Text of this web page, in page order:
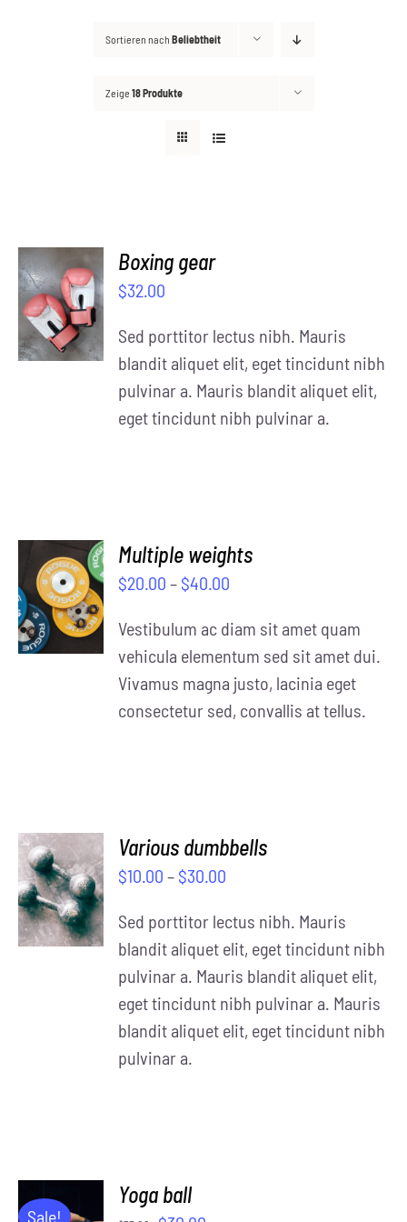
Sortieren nach Beliebtheit
Zeige 18 Produkte
SELECT
OPTIONS
/
DETAILS
Boxing gear
$32.00
Sed porttitor lectus nibh. Mauris
blandit aliquet elit, eget tincidunt nibh
pulvinar a. Mauris blandit aliquet elit,
eget tincidunt nibh pulvinar a.
SELECT
OPTIONS
/
DETAILS
Multiple weights
$20.00 – $40.00
Vestibulum ac diam sit amet quam
vehicula elementum sed sit amet dui.
Vivamus magna justo, lacinia eget
consectetur sed, convallis at tellus.
SELECT
OPTIONS
/
DETAILS
Various dumbbells
$10.00 – $30.00
Sed porttitor lectus nibh. Mauris
blandit aliquet elit, eget tincidunt nibh
pulvinar a. Mauris blandit aliquet elit,
eget tincidunt nibh pulvinar a. Mauris
blandit aliquet elit, eget tincidunt nibh
pulvinar a.
Sale!
ADD TO
Yoga ball